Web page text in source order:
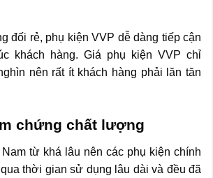
đối rẻ, phụ kiện VVP dễ dàng tiếp cận
khách hàng. Giá phụ kiện VVP chỉ
nên rất ít khách hàng phải lăn tăn
chứng chất lượng
từ khá lâu nên các phụ kiện chính
thời gian sử dụng lâu dài và đều đã